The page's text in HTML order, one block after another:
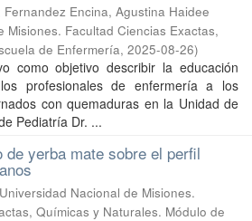
Encina, Agustina Haidee
Misiones. Facultad Ciencias Exactas,
de Enfermería, 2025-08-26)
como objetivo describir la educación
profesionales de enfermería a los
con quemaduras en la Unidad de
Pediatría Dr. ...
yerba mate sobre el perfil
Universidad Nacional de Misiones.
Químicas y Naturales. Módulo de